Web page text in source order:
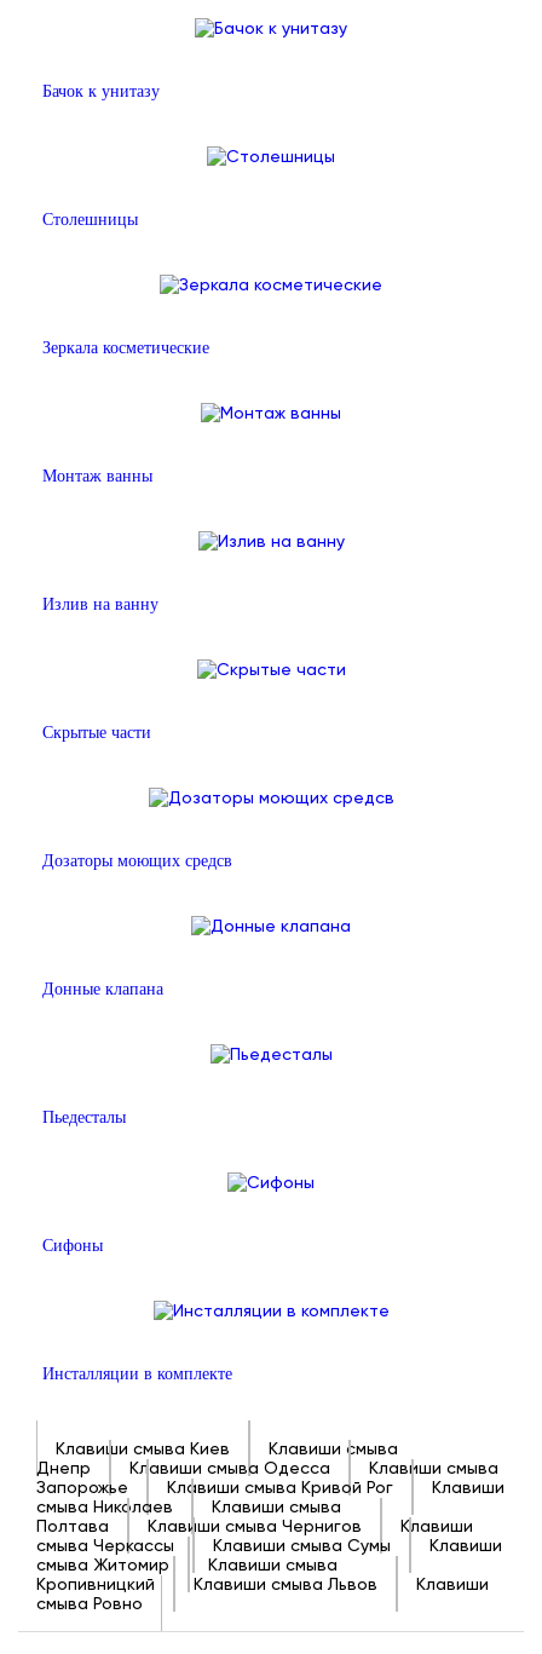
Бачок к унитазу
Столешницы
Зеркала косметические
Монтаж ванны
Излив на ванну
Скрытые части
Дозаторы моющих средсв
Донные клапана
Пьедесталы
Сифоны
Инсталляции в комплекте
Клавиши смыва Киев
Клавиши смыва
Днепр
Клавиши смыва Одесса
Клавиши смыва
Запорожье
Клавиши смыва Кривой Рог
Клавиши
смыва Николаев
Клавиши смыва
Полтава
Клавиши смыва Чернигов
Клавиши
смыва Черкассы
Клавиши смыва Сумы
Клавиши
смыва Житомир
Клавиши смыва
Кропивницкий
Клавиши смыва Львов
Клавиши
смыва Ровно